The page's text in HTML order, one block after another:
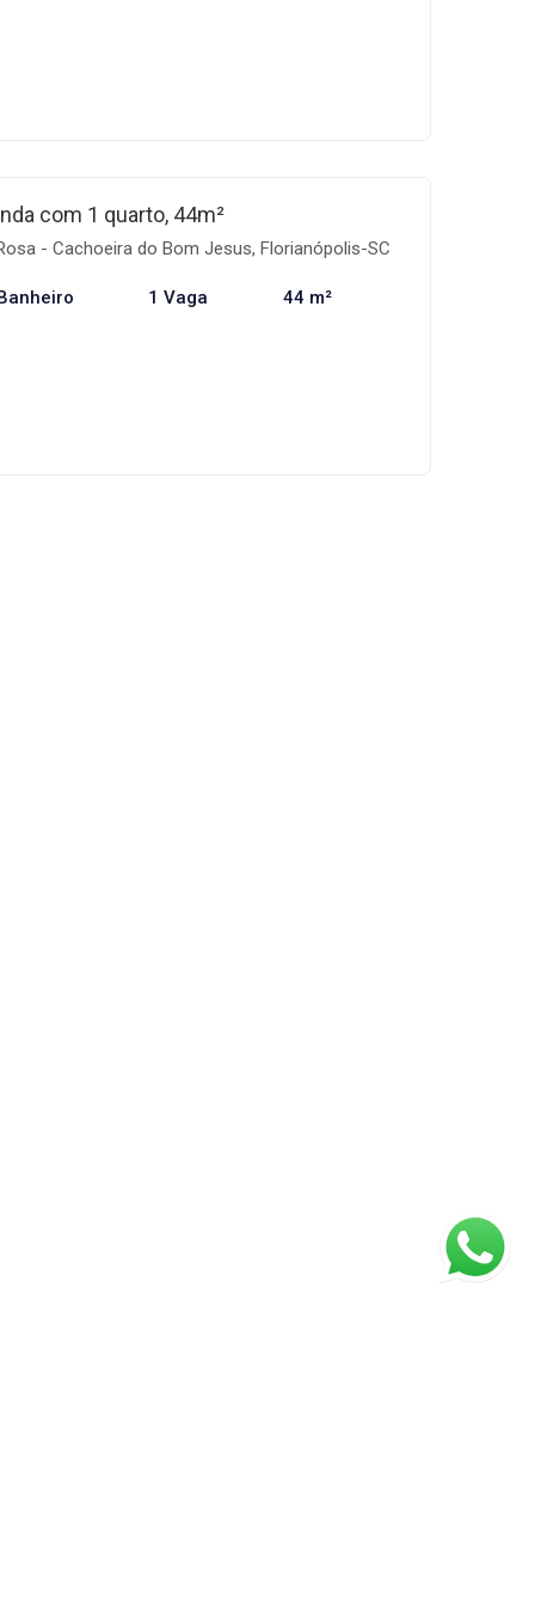
bem, o AMC Adore Multi Cachoeira é uma
quer morar ou investir em um apartamento
com 1 quarto, 44m²
- Cachoeira do Bom Jesus, Florianópolis-SC
1 Vaga 44 m²